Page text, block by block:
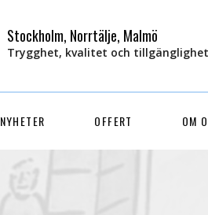
Stockholm, Norrtälje, Malmö
Trygghet, kvalitet och
NYHETER OFFERT OM